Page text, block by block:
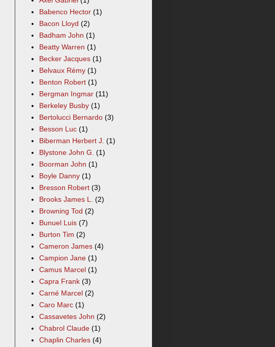
Babenco Hector (1)
Bacon Lloyd (2)
Badham John (1)
Beatty Warren (1)
Becker Jacques (1)
Belvaux Rémy (1)
Benton Robert (1)
Bergman Ingmar (11)
Berkeley Busby (1)
Bertolucci Bernardo (3)
Besson Luc (1)
Biberman Herbert J. (1)
Blystone John G. (1)
Boorman John (1)
Boyle Danny (1)
Bresson Robert (3)
Brooks James L. (2)
Browning Tod (2)
Bunuel Luis (7)
Burton Tim (2)
Cameron James (4)
Campion Jane (1)
Camus Marcel (1)
Capra Frank (3)
Carné Marcel (2)
Caro Marc (1)
Cassavetes John (2)
Chabrol Claude (1)
Chaplin Charles (4)